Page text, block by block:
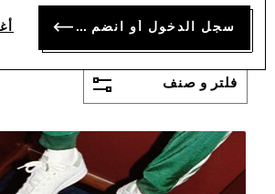
سجل الدخول أو انضم الآن
أديداس مناسبة للجميع وللعديد من
بالعديد من التصميمات العصرية
الكلاسيكية. لن تحتار مع أديداس بشأن
الآن.
أظهر المزيد
فلتر و صنف